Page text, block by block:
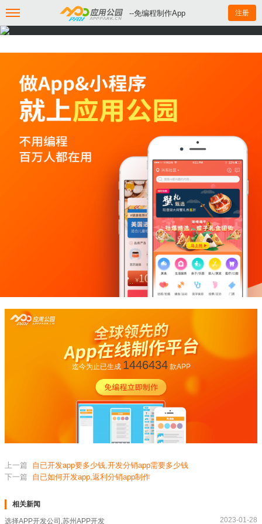
--免编程制作App 注册
迄今为止已生成 1446434款APP
上一篇
自已开发app要多少钱,开发分销app需要多少钱
下一篇
自已如何开发app,返利分销app制作
相关新闻
选择APP开发公司,苏州APP开发 2023-01-28